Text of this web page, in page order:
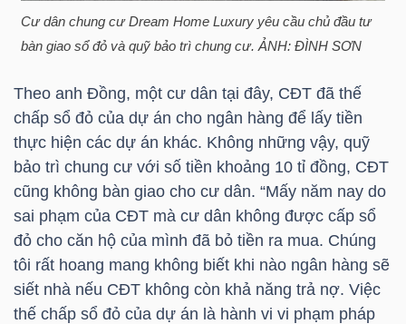
Cư dân chung cư Dream Home Luxury yêu cầu chủ đầu tư
bàn giao sổ đỏ và quỹ bảo trì chung cư. ẢNH: ĐÌNH SƠN
Theo anh Đồng, một cư dân tại đây, CĐT đã thế
chấp sổ đỏ của dự án cho ngân hàng để lấy tiền
thực hiện các dự án khác. Không những vậy, quỹ
bảo trì chung cư với số tiền khoảng 10 tỉ đồng, CĐT
cũng không bàn giao cho cư dân. “Mấy năm nay do
sai phạm của CĐT mà cư dân không được cấp sổ
đỏ cho căn hộ của mình đã bỏ tiền ra mua. Chúng
tôi rất hoang mang không biết khi nào ngân hàng sẽ
siết nhà nếu CĐT không còn khả năng trả nợ. Việc
thế chấp sổ đỏ của dự án là hành vi vi phạm pháp
DỮ
LIỆU
Ngành
(-)
VS-
SECTOR
NĂNG